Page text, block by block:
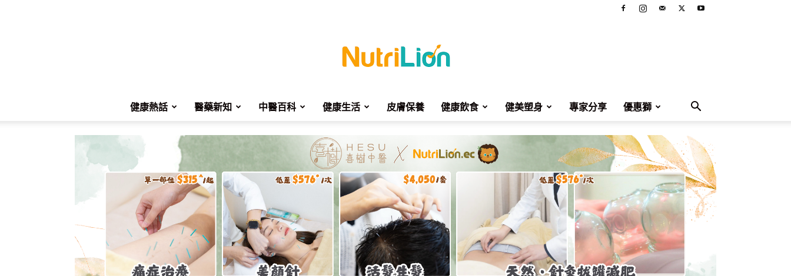
營
養
健康熱話 醫藥新知 中醫百科 健康生活 皮膚保養 健康飲食 健美塑身 專家分享 優惠獅